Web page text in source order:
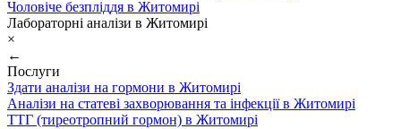
Чоловіче безпліддя в Житомирі
Лабораторні аналізи в Житомирі
×
←
Послуги
Здати аналізи на гормони в Житомирі
Аналізи на статеві захворювання та інфекції в Житомирі
ТТГ (тиреотропний гормон) в Житомирі